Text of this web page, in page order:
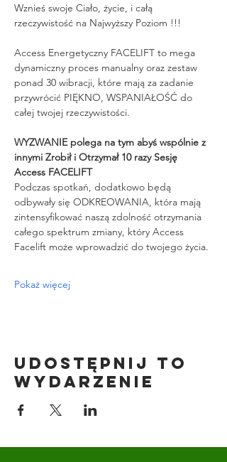
Wznieś swoje Ciało, życie, i całą
rzeczywistość na Najwyższy Poziom !!!
Access Energetyczny FACELIFT to mega
dynamiczny proces manualny oraz zestaw
ponad 30 wibracji, które mają za zadanie
przywrócić PIĘKNO, WSPANIAŁOŚĆ do
całej twojej rzeczywistości.
WYZWANIE polega na tym abyś wspólnie z
innymi Zrobił i Otrzymał 10 razy Sesję
Access FACELIFT
Podczas spotkań, dodatkowo będą
odbywały się ODKREOWANIA, która mają
zintensyfikować naszą zdolność otrzymania
całego spektrum zmiany, który Access
Facelift może wprowadzić do twojego życia.
Pokaż więcej
Udostępnij to
wydarzenie